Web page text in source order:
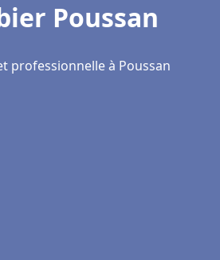
Poussan
professionnelle à Poussan